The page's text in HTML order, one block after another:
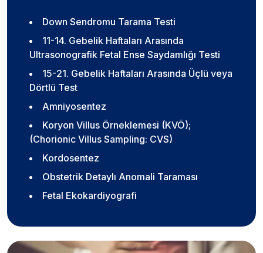
Down Sendromu Tarama Testi
11-14. Gebelik Haftaları Arasında
Ultrasonografik Fetal Ense Saydamlığı Testi
15-21. Gebelik Haftaları Arasında Üçlü veya
Dörtlü Test
Amniyosentez
Koryon Villus Örneklemesi (KVÖ);
(Chorionic Villus Sampling: CVS)
Kordosentez
Obstetrik Detaylı Anomali Taraması
Fetal Ekokardiyografi